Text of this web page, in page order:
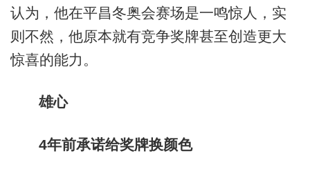
认为，他在平昌冬奥会赛场是一鸣惊人，实
则不然，他原本就有竞争奖牌甚至创造更大
惊喜的能力。
雄心
4年前承诺给奖牌换颜色